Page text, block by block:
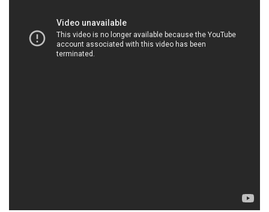
dụng trong ngành công nghiệp hoặc cần các sản